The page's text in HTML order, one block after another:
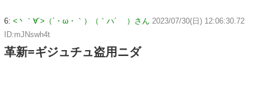
6: <丶｀∀´>（´・ω・｀）（｀ハ´ ）さん 2023/07/30(日) 12:06:30.72
ID:mJNswh4t
革新=ギジュチュ盗用ニダ